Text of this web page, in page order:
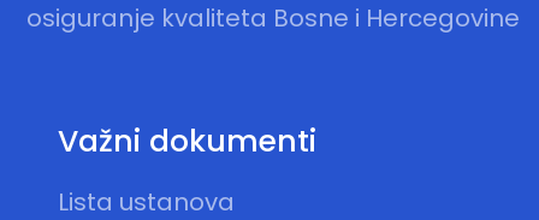
osiguranje kvaliteta Bosne i Hercegovine
Važni dokumenti
Lista ustanova